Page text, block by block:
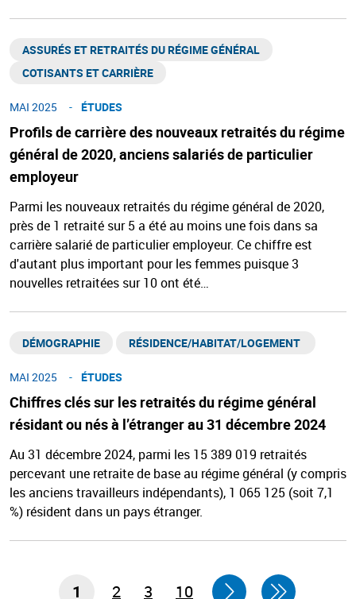
Profils de carrière des nouveaux retraités du régime
général de 2020, anciens salariés de particulier
employeur
ASSURÉS ET RETRAITÉS DU RÉGIME GÉNÉRAL​
COTISANTS ET CARRIÈRE
MAI 2025 ÉTUDES
Parmi les nouveaux retraités du régime général de 2020,
près de 1 retraité sur 5 a été au moins une fois dans sa
carrière salarié de particulier employeur. Ce chiffre est
d'autant plus important pour les femmes puisque 3
nouvelles retraitées sur 10 ont été…
Chiffres clés sur les retraités du régime général
résidant ou nés à l’étranger au 31 décembre 2024
DÉMOGRAPHIE RÉSIDENCE/HABITAT/LOGEMENT ​
MAI 2025 ÉTUDES
Au 31 décembre 2024, parmi les 15 389 019 retraités
percevant une retraite de base au régime général (y compris
les anciens travailleurs indépendants), 1 065 125 (soit 7,1
%) résident dans un pays étranger.
1 2 3 10